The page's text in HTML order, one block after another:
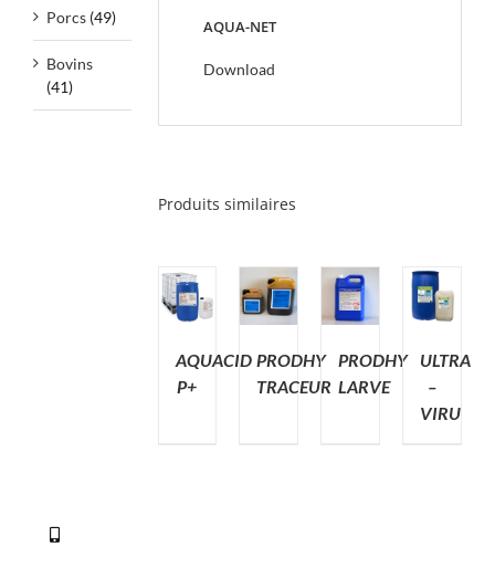
AQUA-NET
Download
Produits similaires
AQUACID
P+
PRODHY
TRACEUR
PRODHY
LARVE
ULTRA
–
VIRU
Porcs (49)
Bovins
(41)